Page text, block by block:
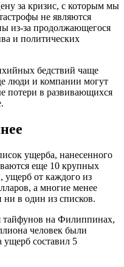
за кризис, с которым мы
не являются
из-за продолжающегося
и политических
бедствий чаще
люди и компании могут
потери в развивающихся
ущерба, нанесенного
еще 10 крупных
ущерб от каждого из
а многие менее
в один из списков.
тайфунов на Филиппинах,
человек были
составил 5